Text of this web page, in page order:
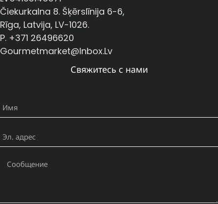
Čiekurkalna 8. Šķērslīnija 6-6,
Rīga, Latvija, LV-1026.
P. +371 26496620
Gourmetmarket@inbox.lv
Свяжитесь с нами